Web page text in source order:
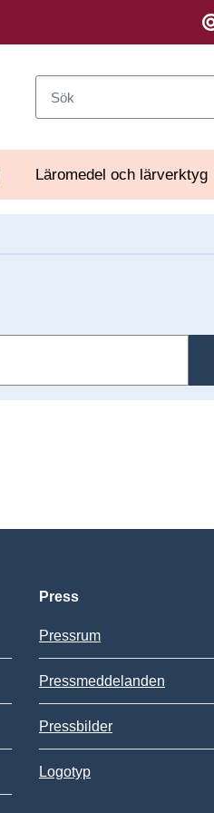
Läromedel och lärverktyg
Press
Pressrum
Pressmeddelanden
Pressbilder
Logotyp